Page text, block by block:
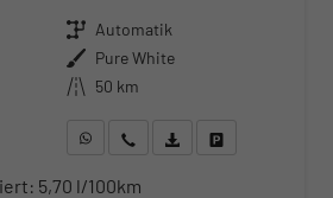
Getriebe Automatik
Außenfarbe Pure White
Kilometerstand 50 km
WhatsApp anfragen
Wir rufen Sie anFahrzeugexposé (PDF)
5,70 l/100km